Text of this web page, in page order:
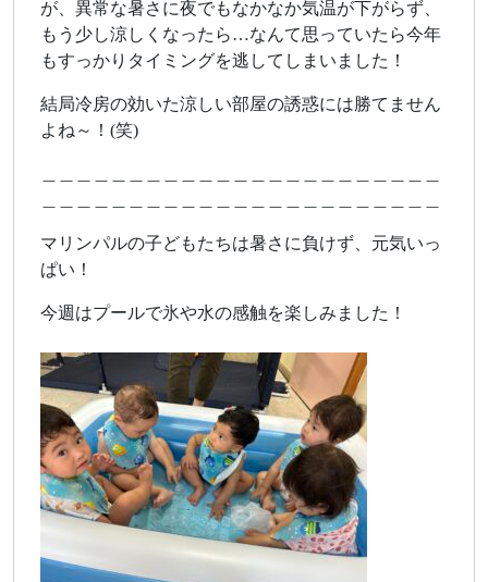
が、異常な暑さに夜でもなかなか気温が下がらず、
もう少し涼しくなったら…なんて思っていたら今年
もすっかりタイミングを逃してしまいました！
結局冷房の効いた涼しい部屋の誘惑には勝てません
よね～！(笑)
マリンパルの子どもたちは暑さに負けず、元気いっ
ぱい！
今週はプールで氷や水の感触を楽しみました！